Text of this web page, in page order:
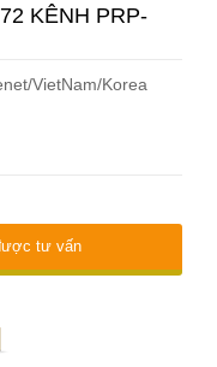
KÊNH PRP-
VietNam/Korea
tư vấn